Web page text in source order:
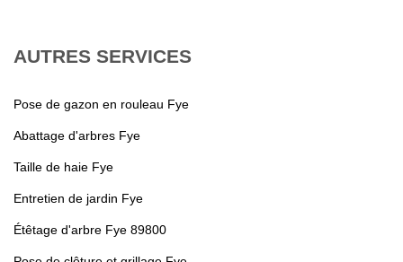
AUTRES SERVICES
Pose de gazon en rouleau Fye
Abattage d'arbres Fye
Taille de haie Fye
Entretien de jardin Fye
Étêtage d'arbre Fye 89800